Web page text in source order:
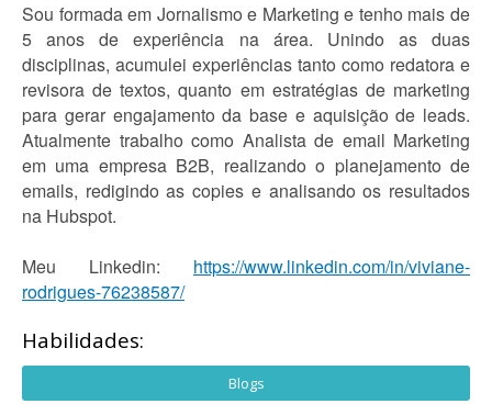
Sou formada em Jornalismo e Marketing e tenho mais de
5 anos de experiência na área. Unindo as duas
disciplinas, acumulei experiências tanto como redatora e
revisora de textos, quanto em estratégias de marketing
para gerar engajamento da base e aquisição de leads.
Atualmente trabalho como Analista de email Marketing
em uma empresa B2B, realizando o planejamento de
emails, redigindo as copies e analisando os resultados
na Hubspot.
Meu Linkedin: https://www.linkedin.com/in/viviane-
rodrigues-76238587/
Habilidades:
Blogs